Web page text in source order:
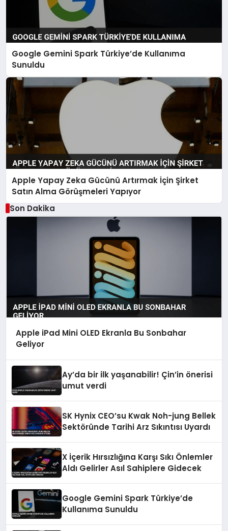
Google Gemini Spark Türkiye’de Kullanıma
Sunuldu
Apple Yapay Zeka Gücünü Artırmak İçin Şirket
Satın Alma Görüşmeleri Yapıyor
Son Dakika
Apple iPad Mini OLED Ekranla Bu Sonbahar
Geliyor
Ay’da bir ilk yaşanabilir! Çin’in önerisi
umut verdi
SK Hynix CEO’su Kwak Noh-jung Bellek
Sektöründe Tarihi Arz Sıkıntısı Uyardı
X İçerik Hırsızlığına Karşı Sıkı Önlemler
Aldı Gelirler Asıl Sahiplere Gidecek
Google Gemini Spark Türkiye’de
Kullanıma Sunuldu